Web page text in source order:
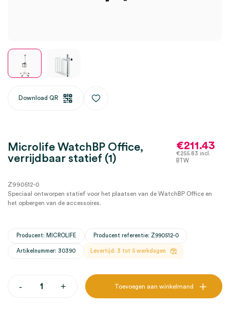
Download QR
Microlife WatchBP Office,
verrijdbaar statief (1)
€211.43
€255.83 incl.
BTW
Z990512-0
Speciaal ontworpen statief voor het plaatsen van de WatchBP Office en
het opbergen van de accessoires.
Producent: MICROLIFE Producent referentie: Z990512-0
Artikelnummer: 30390 Levertijd: 3 tot 5 werkdagen
-Microlife
+ Toevoegen aan winkelmand